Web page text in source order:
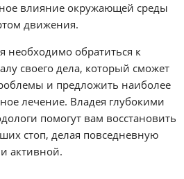
влияние окружающей среды
движения.
необходимо обратиться к
своего дела, который сможет
и предложить наиболее
лечение. Владея глубокими
помогут вам восстановить
стоп, делая повседневную
активной.